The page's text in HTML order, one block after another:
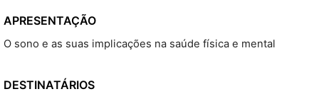
APRESENTAÇÃO
O sono e as suas implicações na saúde física e mental
DESTINATÁRIOS